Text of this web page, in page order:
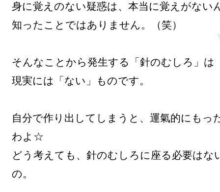
身に覚えのない疑惑は、本当に覚えがない
知ったことではありません。（笑）
そんなことから発生する「針のむしろ」は
現実には「ない」ものです。
自分で作り出してしまうと、運氣的にもっ
わよ☆
どう考えても、針のむしろに座る必要はな
の。